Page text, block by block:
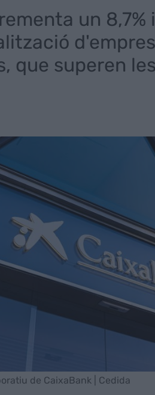
un
que superen
de CaixaBank | Cedida